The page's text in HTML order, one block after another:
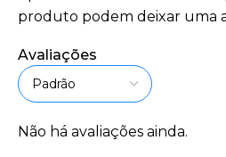
Avaliações
Não há avaliações ainda.
produto podem deixar uma